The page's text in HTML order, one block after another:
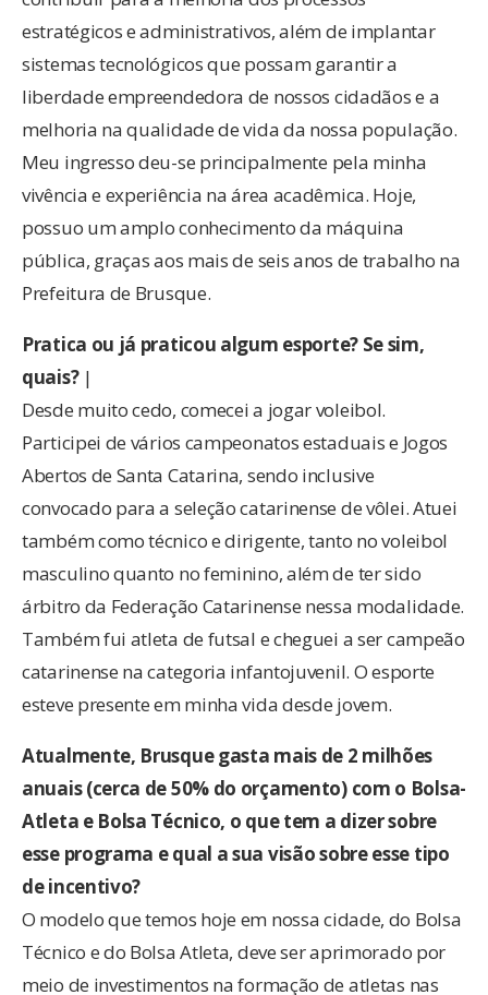
estratégicos e administrativos, além de implantar
sistemas tecnológicos que possam garantir a
liberdade empreendedora de nossos cidadãos e a
melhoria na qualidade de vida da nossa população.
Meu ingresso deu-se principalmente pela minha
vivência e experiência na área acadêmica. Hoje,
possuo um amplo conhecimento da máquina
pública, graças aos mais de seis anos de trabalho na
Prefeitura de Brusque.
Pratica ou já praticou algum esporte? Se sim,
quais? |
Desde muito cedo, comecei a jogar voleibol.
Participei de vários campeonatos estaduais e Jogos
Abertos de Santa Catarina, sendo inclusive
convocado para a seleção catarinense de vôlei. Atuei
também como técnico e dirigente, tanto no voleibol
masculino quanto no feminino, além de ter sido
árbitro da Federação Catarinense nessa modalidade.
Também fui atleta de futsal e cheguei a ser campeão
catarinense na categoria infantojuvenil. O esporte
esteve presente em minha vida desde jovem.
Atualmente, Brusque gasta mais de 2 milhões
anuais (cerca de 50% do orçamento) com o Bolsa-
Atleta e Bolsa Técnico, o que tem a dizer sobre
esse programa e qual a sua visão sobre esse tipo
de incentivo?
O modelo que temos hoje em nossa cidade, do Bolsa
Técnico e do Bolsa Atleta, deve ser aprimorado por
meio de investimentos na formação de atletas nas